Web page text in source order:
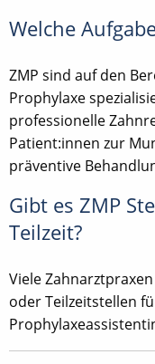
Welche
ZMP sind auf den
Prophylaxe
professionelle
Patient:innen zur
präventive
Gibt es ZMP
Teilzeit?
Viele
oder Teilzeitstellen